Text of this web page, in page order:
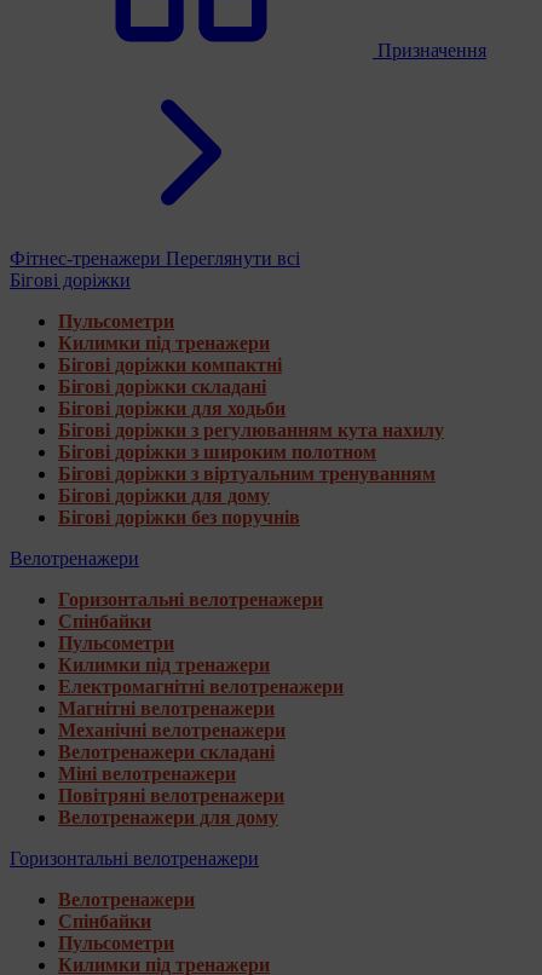
Призначення
Фітнес-тренажери Переглянути всі
Бігові доріжки
Пульсометри
Килимки під тренажери
Бігові доріжки компактні
Бігові доріжки складані
Бігові доріжки для ходьби
Бігові доріжки з регулюванням кута нахилу
Бігові доріжки з широким полотном
Бігові доріжки з віртуальним тренуванням
Бігові доріжки для дому
Бігові доріжки без поручнів
Велотренажери
Горизонтальні велотренажери
Спінбайки
Пульсометри
Килимки під тренажери
Електромагнітні велотренажери
Магнітні велотренажери
Механічні велотренажери
Велотренажери складані
Міні велотренажери
Повітряні велотренажери
Велотренажери для дому
Горизонтальні велотренажери
Велотренажери
Спінбайки
Пульсометри
Килимки під тренажери